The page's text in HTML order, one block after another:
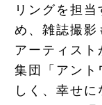
神社婚会場
衣裳を探す
和婚コラム
リングを担
め、雑誌撮影
アーティス
集団「アント
しく、幸せ